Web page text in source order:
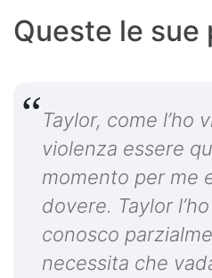
Queste le sue
Taylor, come l’ho
violenza essere
momento per me
dovere. Taylor
conosco
necessita che